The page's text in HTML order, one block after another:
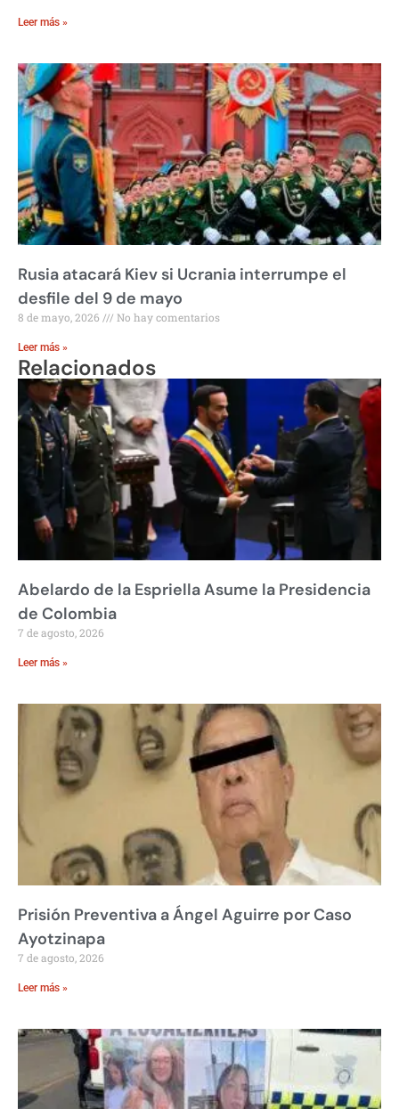
Leer más »
Rusia atacará Kiev si Ucrania interrumpe el
desfile del 9 de mayo
8 de mayo, 2026 No hay comentarios
Leer más »
Relacionados
Abelardo de la Espriella Asume la Presidencia
de Colombia
7 de agosto, 2026
Leer más »
Prisión Preventiva a Ángel Aguirre por Caso
Ayotzinapa
7 de agosto, 2026
Leer más »